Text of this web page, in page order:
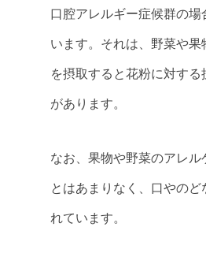
口腔アレルギー症候群の
います。それは、野菜や
を摂取すると花粉に対す
があります。
なお、果物や野菜のアレ
とはあまりなく、口やの
れています。